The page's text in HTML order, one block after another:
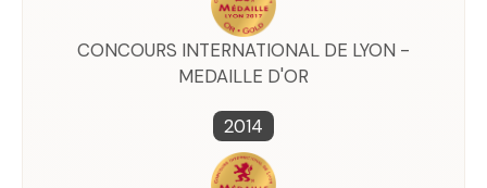
CONCOURS INTERNATIONAL DE LYON -
MEDAILLE D'OR
2014